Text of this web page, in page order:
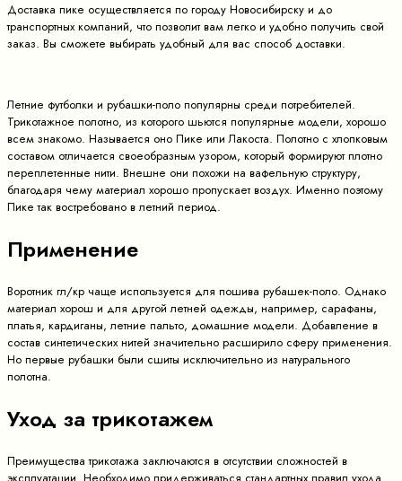
Доставка пике осуществляется по городу Новосибирску и до
транспортных компаний, что позволит вам легко и удобно получить свой
заказ. Вы сможете выбирать удобный для вас способ доставки.
Летние футболки и рубашки-поло популярны среди потребителей.
Трикотажное полотно, из которого шьются популярные модели, хорошо
всем знакомо. Называется оно Пике или Лакоста. Полотно с хлопковым
составом отличается своеобразным узором, который формируют плотно
переплетенные нити. Внешне они похожи на вафельную структуру,
благодаря чему материал хорошо пропускает воздух. Именно поэтому
Пике так востребовано в летний период.
Применение
Воротник гл/кр чаще используется для пошива рубашек-поло. Однако
материал хорош и для другой летней одежды, например, сарафаны,
платья, кардиганы, летние пальто, домашние модели. Добавление в
состав синтетических нитей значительно расширило сферу применения.
Но первые рубашки были сшиты исключительно из натурального
полотна.
Уход за трикотажем
Преимущества трикотажа заключаются в отсутствии сложностей в